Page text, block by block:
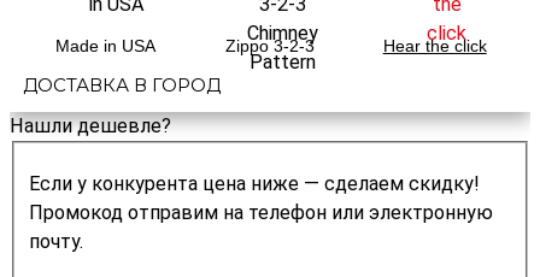
Made in USA Zippo 3-2-3 Hear the click
ДОСТАВКА В ГОРОД
Нашли дешевле?
Если у конкурента цена ниже — сделаем скидку!
Промокод отправим на телефон или электронную
почту.